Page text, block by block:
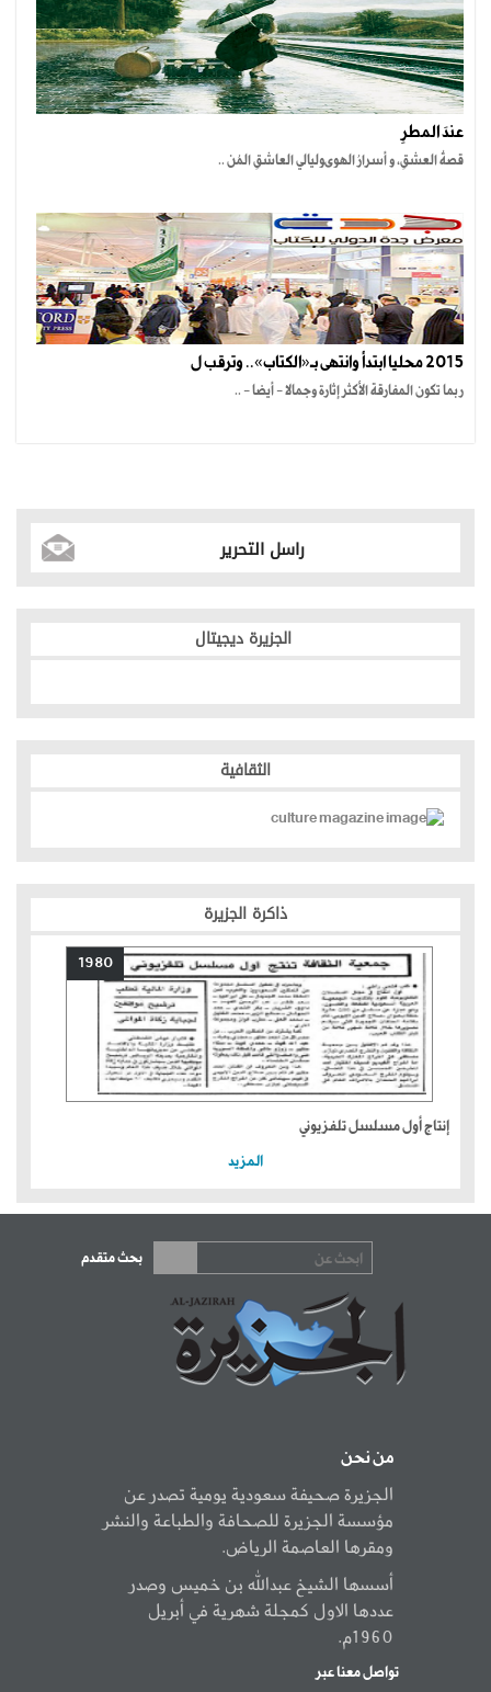
عندَ المطرِ
قصةُ العشقِ، و أسرارُ الهوىوليالي العاشقِ المُن ..
2015 محليا ابتدأ وانتهى بـ«الكتاب».. وترقب ل
ربما تكون المفارقة الأكثر إثارة وجمالا - أيضا - ..
راسل التحرير
الجزيرة ديجيتال
الثقافية
ذاكرة الجزيرة
1980
إنتاج أول مسلسل تلفزيوني
المزيد
بحث متقدم
من نحن
الجزيرة صحيفة سعودية يومية تصدر عن
مؤسسة الجزيرة للصحافة والطباعة والنشر
ومقرها العاصمة الرياض.
أسسها الشيخ عبدالله بن خميس وصدر
عددها الاول كمجلة شهرية في أبريل
1960م.
تواصل معنا عبر